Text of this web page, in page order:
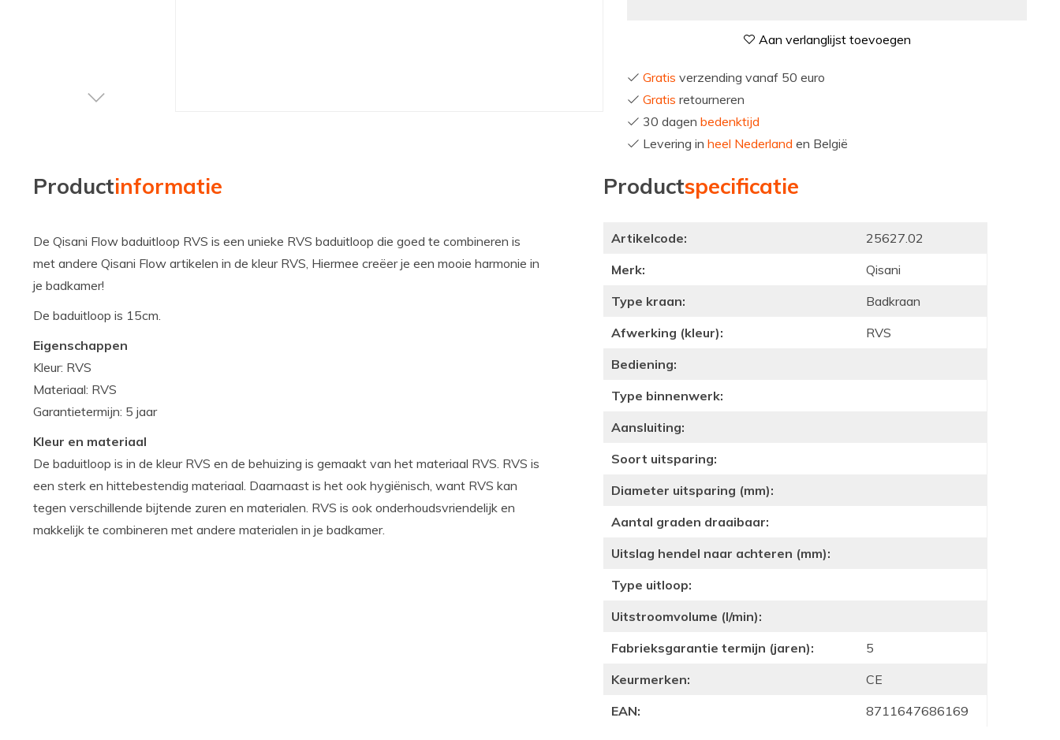
Aan verlanglijst toevoegen
Gratis verzending vanaf 50 euro
Gratis retourneren
30 dagen bedenktijd
Levering in heel Nederland en België
Productinformatie
De Qisani Flow baduitloop RVS is een unieke RVS baduitloop die goed te combineren is
met andere Qisani Flow artikelen in de kleur RVS, Hiermee creëer je een mooie harmonie in
je badkamer!
De baduitloop is 15cm.
Eigenschappen
Kleur: RVS
Materiaal: RVS
Garantietermijn: 5 jaar
Kleur en materiaal
De baduitloop is in de kleur RVS en de behuizing is gemaakt van het materiaal RVS. RVS is
een sterk en hittebestendig materiaal. Daarnaast is het ook hygiënisch, want RVS kan
tegen verschillende bijtende zuren en materialen. RVS is ook onderhoudsvriendelijk en
makkelijk te combineren met andere materialen in je badkamer.
Productspecificatie
Artikelcode:
25627.02
Merk:
Qisani
Type kraan:
Badkraan
Afwerking (kleur):
RVS
Bediening:
Type binnenwerk:
Aansluiting:
Soort uitsparing:
Diameter uitsparing (mm):
Aantal graden draaibaar:
Uitslag hendel naar achteren (mm):
Type uitloop:
Uitstroomvolume (l/min):
Fabrieksgarantie termijn (jaren):
5
Keurmerken:
CE
EAN:
8711647686169